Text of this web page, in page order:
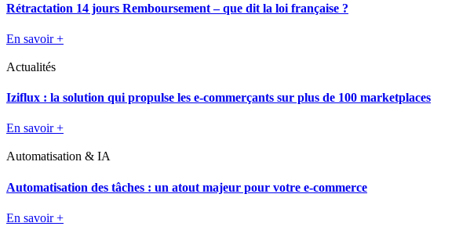
Rétractation 14 jours Remboursement – que dit la loi française ?
En savoir +
Actualités
Iziflux : la solution qui propulse les e-commerçants sur plus de 100 marketplaces
En savoir +
Automatisation & IA
Automatisation des tâches : un atout majeur pour votre e-commerce
En savoir +